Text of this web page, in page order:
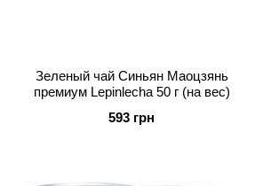
Зеленый чай Синьян Маоцзянь
премиум Lepinlecha 50 г (на вес)
593 грн